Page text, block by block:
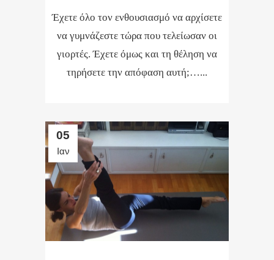
Έχετε όλο τον ενθουσιασμό να αρχίσετε
να γυμνάζεστε τώρα που τελείωσαν οι
γιορτές. Έχετε όμως και τη θέληση να
τηρήσετε την απόφαση αυτή;…...
05
Ιαν